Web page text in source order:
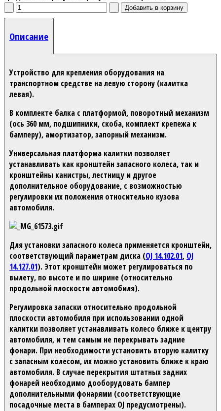
Описание
Устройство для крепления оборудования на
транспортном средстве на левую сторону (калитка
левая).
В комплекте балка с платформой, поворотный механизм
(ось 360 мм, подшипники, скоба, комплект крепежа к
бамперу), амортизатор, запорный механизм.
Универсальная платформа калитки позволяет
устанавливать как кронштейн запасного колеса, так и
кронштейны канистры, лестницу и другое
дополнительное оборудование, с возможностью
регулировки их положения относительно кузова
автомобиля.
Для установки запасного колеса применяется кронштейн,
соответствующий параметрам диска (OJ 14.102.01, OJ
14.127.01). Этот кронштейн может регулироваться по
вылету, по высоте и по ширине (относительно
продольной плоскости автомобиля).
Регулировка запаски относительно продольной
плоскости автомобиля при использовании одной
калитки позволяет устанавливать колесо ближе к центру
автомобиля, и тем самым не перекрывать задние
фонари. При необходимости установить вторую калитку
с запасным колесом, их можно установить ближе к краю
автомобиля. В случае перекрытия штатных задних
фонарей необходимо дооборудовать бампер
дополнительными фонарями (соответствующие
посадочные места в бамперах OJ предусмотрены).